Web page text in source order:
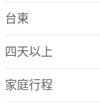
台東
四天以上
家庭行程